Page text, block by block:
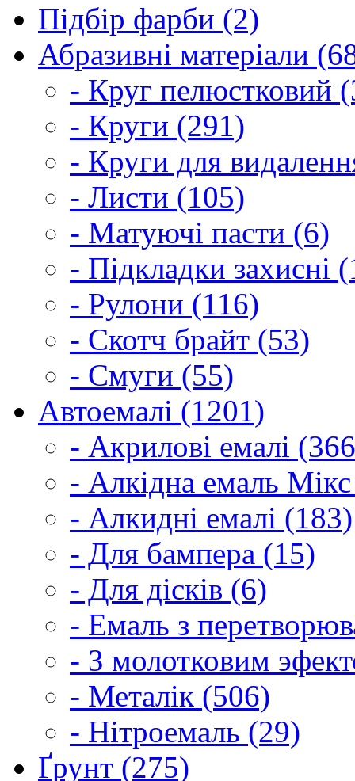
Підбір фарби (2)
Абразивні матеріали
- Круг пелюстковий
- Круги (291)
- Круги для
- Листи (105)
- Матуючі пасти (6)
- Підкладки захисні
- Рулони (116)
- Скотч брайт (53)
- Смуги (55)
Автоемалі (1201)
- Акрилові емалі
- Алкідна емаль
- Алкидні емалі (183)
- Для бампера (15)
- Для дісків (6)
- Емаль з
- З молотковим
- Металік (506)
- Нітроемаль (29)
Ґрунт (275)